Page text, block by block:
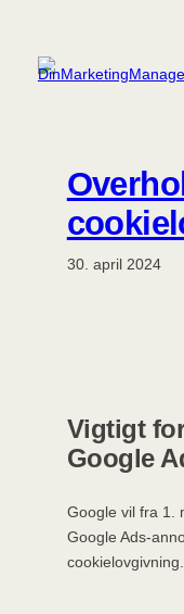
indhold
30. april 2024
Vigtigt
Google
Google vil fra 1.
Google Ads-
cookielovgivning.